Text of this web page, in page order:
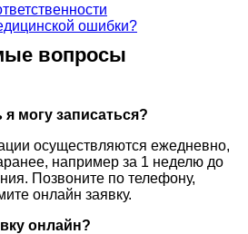
ошибки?
вопросы
могу записаться?
осуществляются ежедневно,
например за 1 неделю до
Позвоните по телефону,
онлайн заявку.
онлайн?